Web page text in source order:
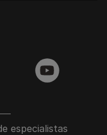
especialistas
youtube